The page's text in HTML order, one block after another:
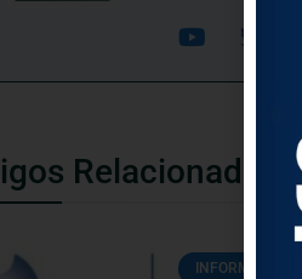
Relacionados
INFORMAÇÕES